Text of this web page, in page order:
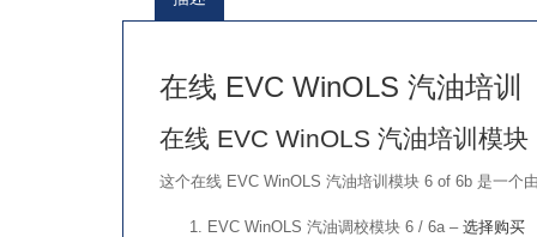
在线 EVC WinOLS 汽油培训
在线 EVC WinOLS 汽油培训模块
这个在线 EVC WinOLS 汽油培训模块 6 of 6b 是一个
EVC WinOLS 汽油调校模块 6 / 6a – 选择购买